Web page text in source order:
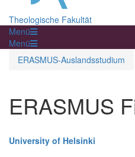
Theologische Fakultät
Menü
Menü
ERASMUS-Auslandsstudium
ERASMUS
University of Helsinki